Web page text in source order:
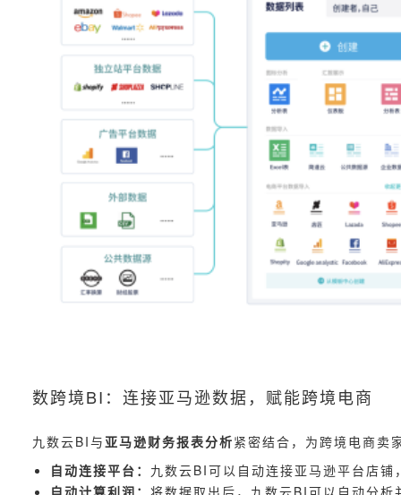
数跨境BI：连接亚马逊数据，赋能跨境电商
九数云BI与亚马逊财务报表分析紧密结合，为跨境电商卖
自动连接平台： 九数云BI可以自动连接亚马逊平台店